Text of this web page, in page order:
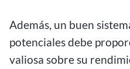
Además, un buen
potenciales debe
valiosa sobre su